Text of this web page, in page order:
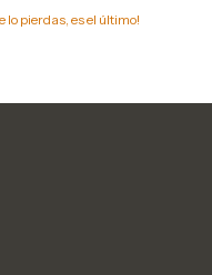
lo pierdas, es el último!